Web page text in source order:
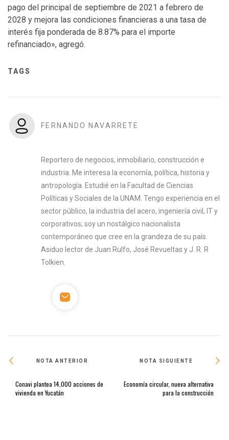
pago del principal de septiembre de 2021 a febrero de
2028 y mejora las condiciones financieras a una tasa de
interés fija ponderada de 8.87% para el importe
refinanciado», agregó.
TAGS
FERNANDO NAVARRETE
Reportero de negocios, inmobiliario, construcción e
industria. Me interesa la economía, política, historia y
antropología. Estudié en la Facultad de Ciencias
Políticas y Sociales de la UNAM. Tengo experiencia en el
sector público, la industria del acero, ingeniería civil, IT y
corporativos; soy un nostálgico nacionalista
contemporáneo que cree en la grandeza de su país.
Asiduo lector de Juan Rulfo, José Revueltas y J. R. R
Tolkien.
NOTA ANTERIOR
Conavi plantea 14,000 acciones de
vivienda en Yucatán
NOTA SIGUIENTE
Economía circular, nueva alternativa
para la construcción